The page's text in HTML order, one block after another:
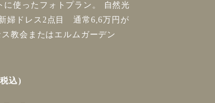
に使ったフォトプラン。 自然光
婦ドレス2点目 通常6,6万円が
ス教会またはエルムガーデン
込)